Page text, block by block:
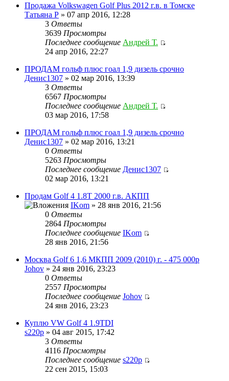
Продажа Volkswagen Golf Plus 2012 г.в. в Томске
Татьяна Р » 07 апр 2016, 12:28
3 Ответы
3639 Просмотры
Последнее сообщение Андрей Т.
24 апр 2016, 22:27
ПРОДАМ гольф плюс гоал 1,9 дизель срочно
Денис1307 » 02 мар 2016, 13:39
3 Ответы
6567 Просмотры
Последнее сообщение Андрей Т.
03 мар 2016, 17:58
ПРОДАМ гольф плюс гоал 1,9 дизель срочно
Денис1307 » 02 мар 2016, 13:21
0 Ответы
5263 Просмотры
Последнее сообщение Денис1307
02 мар 2016, 13:21
Продам Golf 4 1.8T 2000 г.в. АКПП
IKom » 28 янв 2016, 21:56
0 Ответы
2864 Просмотры
Последнее сообщение IKom
28 янв 2016, 21:56
Москва Golf 6 1,6 МКПП 2009 (2010) г. - 475 000р
Johov » 24 янв 2016, 23:23
0 Ответы
2557 Просмотры
Последнее сообщение Johov
24 янв 2016, 23:23
Куплю VW Golf 4 1.9TDI
s220p » 04 авг 2015, 17:42
3 Ответы
4116 Просмотры
Последнее сообщение s220p
22 сен 2015, 15:03